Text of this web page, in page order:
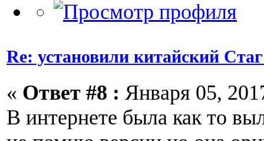
Re: установили китайский
« Ответ #8 : Января 05,
В интернете была как то